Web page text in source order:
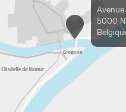
5000